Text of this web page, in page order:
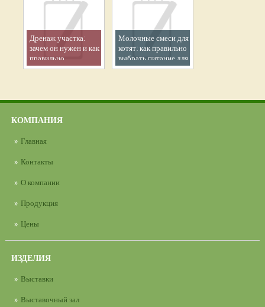
Дренаж участка:
зачем он нужен и как
правильно
организовать
Молочные смеси для
котят: как правильно
выбрать питание для
здорового роста
КОМПАНИЯ
Главная
Контакты
О компании
Продукция
Цены
ИЗДЕЛИЯ
Выставки
Выставочный зал